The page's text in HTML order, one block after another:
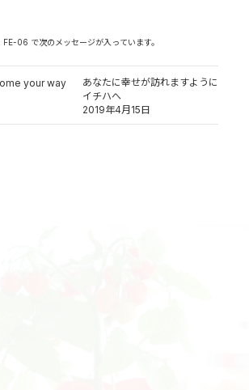
06 で次のメッセージが入っています。
your way
あなたに幸せが訪れますように
イチハへ
2019年4月15日